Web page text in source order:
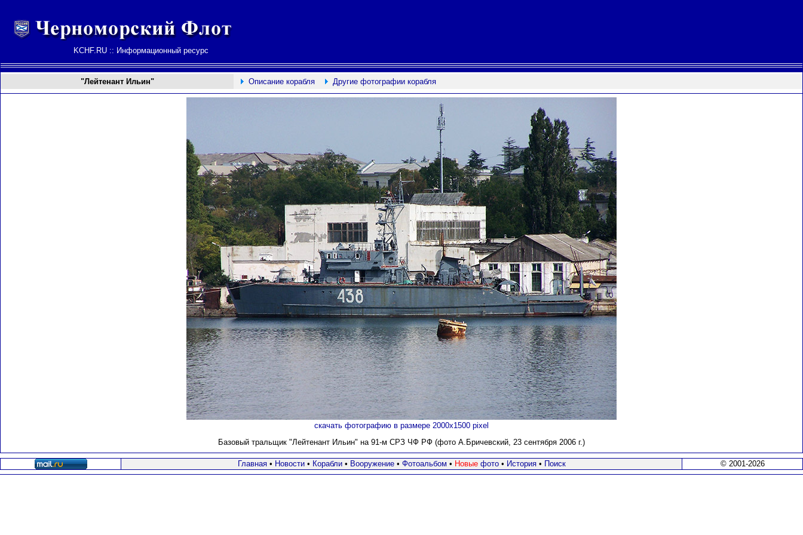
KCHF.RU :: Информационный ресурс
"Лейтенант Ильин" Описание корабля Другие фотографии корабля
скачать фотографию в размере 2000х1500 pixel
Базовый тральщик "Лейтенант Ильин" на 91-м СРЗ ЧФ РФ (фото А.Бричевский, 23 сентября 2006 г.)
Главная• Новости• Корабли• Вооружение • Фотоальбом • Новыефото • История• Поиск © 2001-2026